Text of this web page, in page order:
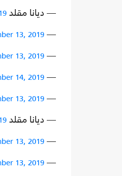
— ديانا مقلد Diana Moukalled (@dianamoukalled)
— Ali Latifa Fakhry (@Alifakh)
13, 2019
— Ali Latifa Fakhry (@Alifakh)
13, 2019
— Fares Souaid (@FaresSouaid)
14, 2019
— Lana Medawar (@MedawarLana)
13, 2019
— ديانا مقلد Diana Moukalled (@dianamoukalled)
— Wael Hamed (@WaelHam88016501)
13, 2019
— Rima Assaf (@RimaLBCI)
13, 2019